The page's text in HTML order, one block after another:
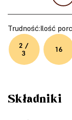
Trudność:
2 /
3
Ilość
16
Składniki